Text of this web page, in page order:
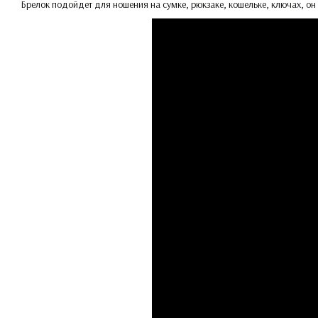
Брелок подойдет для ношения на сумке, рюкзаке, кошельке, ключах, он